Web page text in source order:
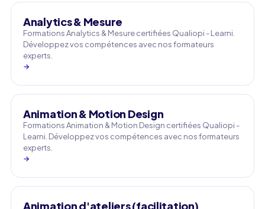
Analytics & Mesure
Formations Analytics & Mesure certifiées Qualiopi - Learni.
Développez vos compétences avec nos formateurs
experts.
→
Animation & Motion Design
Formations Animation & Motion Design certifiées Qualiopi -
Learni. Développez vos compétences avec nos formateurs
experts.
→
Animation d'ateliers (facilitation)